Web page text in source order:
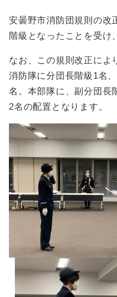
安曇野市消防団規則の改
階級となったことを受け
なお、この規則改正によ
消防隊に分団長階級1名
名。本部隊に、副分団長
2名の配置となります。